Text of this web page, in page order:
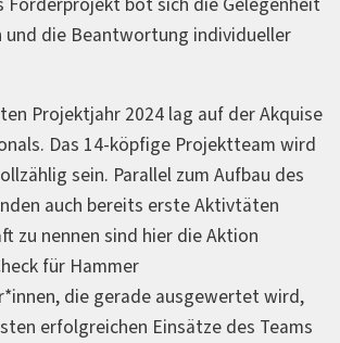
und die Beantwortung individueller
Projektjahr 2024 lag auf der Akquise
Das 14-köpfige Projektteam wird
sein. Parallel zum Aufbau des
auch bereits erste Aktivtäten
zu nennen sind hier die Aktion
für Hammer
die gerade ausgewertet wird,
erfolgreichen Einsätze des Teams